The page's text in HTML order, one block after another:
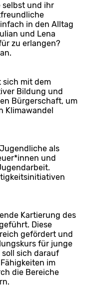
selbst und ihr
in den Alltag
und Lena
zu erlangen?
sich mit dem
Bildung und
Bürgerschaft, um
Klimawandel
als
und
Kartierung des
Diese
gefördert und
für junge
soll sich darauf
im
die Bereiche